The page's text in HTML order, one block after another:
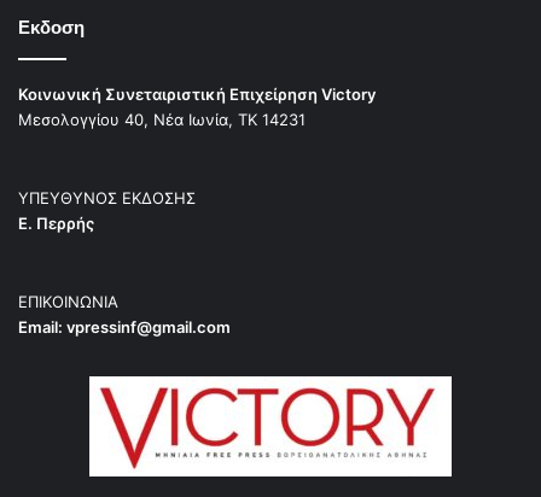
Εκδοση
Κοινωνική Συνεταιριστική Επιχείρηση Victory
Μεσολογγίου 40, Νέα Ιωνία, ΤΚ 14231
ΥΠΕΥΘΥΝΟΣ ΕΚΔΟΣΗΣ
Ε. Περρής
ΕΠΙΚΟΙΝΩΝΙΑ
Email: vpressinf@gmail.com